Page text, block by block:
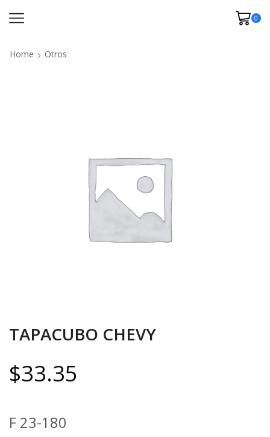
0
Home Otros
TAPACUBO CHEVY
$33.35
F 23-180